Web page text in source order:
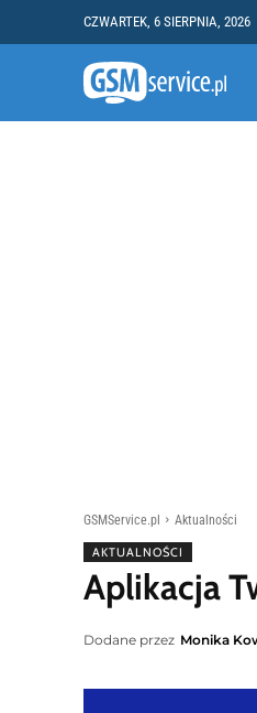
CZWARTEK, 6 SIERPNIA, 2026
GSMService.pl Aktualności
AKTUALNOŚCI
Aplikacja
Dodane przez Monika